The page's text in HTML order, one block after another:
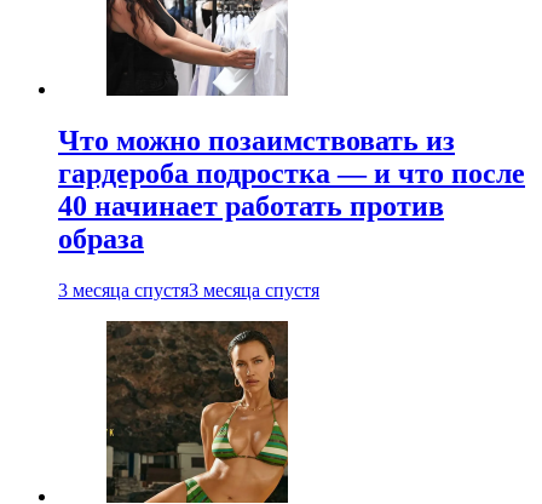
Что можно позаимствовать из
гардероба подростка — и что после
40 начинает работать против
образа
3 месяца спустя3 месяца спустя